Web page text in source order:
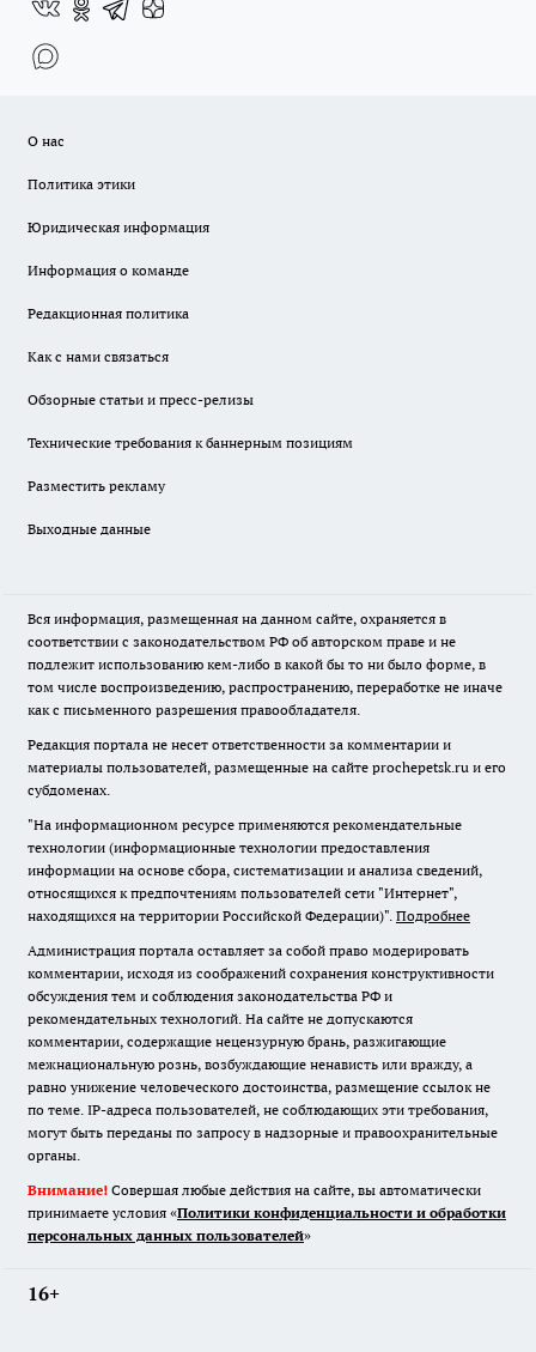
О нас
Политика этики
Юридическая информация
Информация о команде
Редакционная политика
Как с нами связаться
Обзорные статьи и пресс-релизы
Технические требования к баннерным позициям
Разместить рекламу
Выходные данные
Вся информация, размещенная на данном сайте, охраняется в
соответствии с законодательством РФ об авторском праве и не
подлежит использованию кем-либо в какой бы то ни было форме, в
том числе воспроизведению, распространению, переработке не иначе
как с письменного разрешения правообладателя.
Редакция портала не несет ответственности за комментарии и
материалы пользователей, размещенные на сайте prochepetsk.ru и его
субдоменах.
"На информационном ресурсе применяются рекомендательные
технологии (информационные технологии предоставления
информации на основе сбора, систематизации и анализа сведений,
относящихся к предпочтениям пользователей сети "Интернет",
находящихся на территории Российской Федерации)". Подробнее
Администрация портала оставляет за собой право модерировать
комментарии, исходя из соображений сохранения конструктивности
обсуждения тем и соблюдения законодательства РФ и
рекомендательных технологий. На сайте не допускаются
комментарии, содержащие нецензурную брань, разжигающие
межнациональную рознь, возбуждающие ненависть или вражду, а
равно унижение человеческого достоинства, размещение ссылок не
по теме. IP-адреса пользователей, не соблюдающих эти требования,
могут быть переданы по запросу в надзорные и правоохранительные
органы.
Внимание! Совершая любые действия на сайте, вы автоматически
принимаете условия «Политики конфиденциальности и обработки
персональных данных пользователей»
16+